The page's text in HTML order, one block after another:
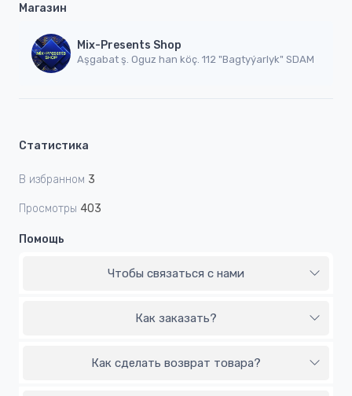
Магазин
Mix-Presents Shop
Aşgabat ş. Oguz han köç. 112 "Bagtyýarlyk" SDAM
Статистика
В избранном 3
Просмотры 403
Помощь
Чтобы связаться с нами
Как заказать?
Как сделать возврат товара?